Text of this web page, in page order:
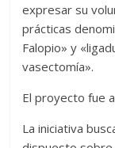
expresar su
prácticas
Falopio» y
vasectomía».
El proyecto fue
La iniciativa